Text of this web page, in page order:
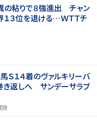
の粘りで８強進出 チャン
１３位を退ける…ＷＴＴチ
Ｓ１４着のヴァルキリーバ
き返しへ サンデーサラブ
技